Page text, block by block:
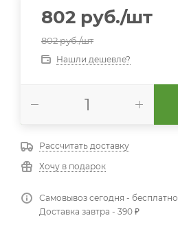
802 руб./шт
802руб./шт
Нашли дешевле?
Рассчитать доставку
Хочу в подарок
Самовывоз сегодня - бесплатно
Доставка завтра - 390 ₽